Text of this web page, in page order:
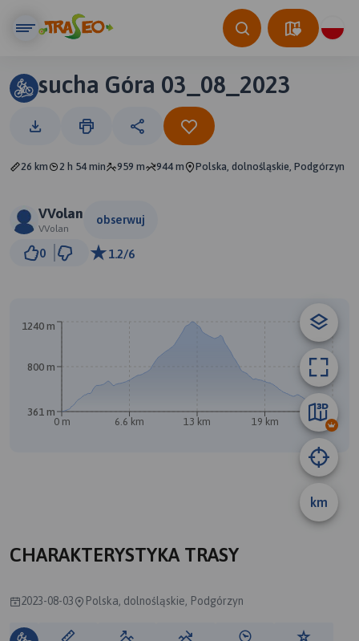
sucha Góra 03_08_2023
26 km 2 h 54 min 959 m 944 m Polska, dolnośląskie, Podgórzyn
VVolan
VVolan
obserwuj
0 1.2/6
km
0 m 6.6 km 13 km 19 km 26 km
361 m
800 m
1240 m
CHARAKTERYSTYKA TRASY
2023-08-03 Polska, dolnośląskie, Podgórzyn